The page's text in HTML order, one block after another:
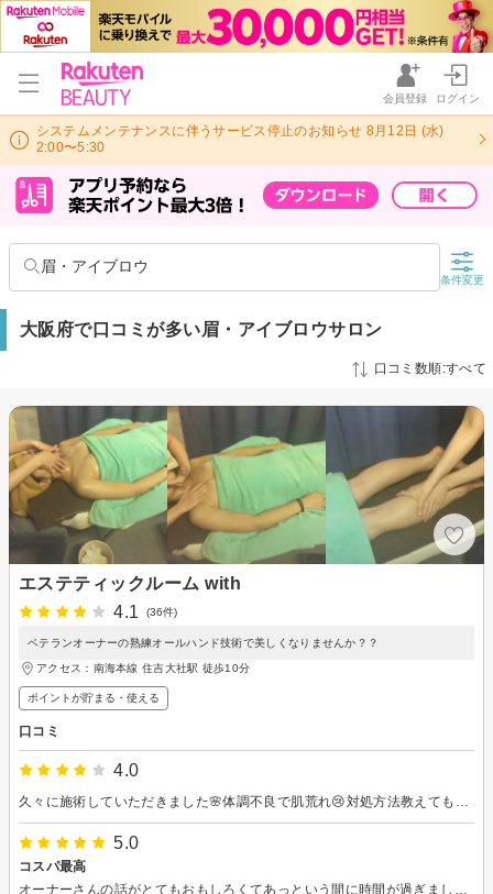
会員登録 ログイン
システムメンテナンスに伴うサービス停止のお知らせ 8月12日 (水)
2:00〜5:30
眉・アイブロウ
条件変更
大阪府で口コミが多い眉・アイブロウサロン
口コミ数順:すべて
エステティックルーム with
4.1
(36件)
ベテランオーナーの熟練オールハンド技術で美しくなりませんか？？
アクセス：南海本線 住吉大社駅 徒歩10分
ポイントが貯まる・使える
口コミ
4.0
5.0
コスパ最高